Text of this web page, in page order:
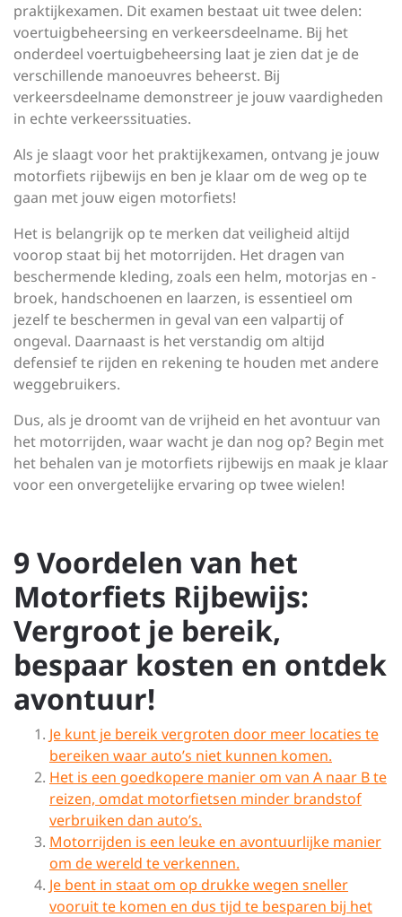
praktijkexamen. Dit examen bestaat uit twee delen:
voertuigbeheersing en verkeersdeelname. Bij het
onderdeel voertuigbeheersing laat je zien dat je de
verschillende manoeuvres beheerst. Bij
verkeersdeelname demonstreer je jouw vaardigheden
in echte verkeerssituaties.
Als je slaagt voor het praktijkexamen, ontvang je jouw
motorfiets rijbewijs en ben je klaar om de weg op te
gaan met jouw eigen motorfiets!
Het is belangrijk op te merken dat veiligheid altijd
voorop staat bij het motorrijden. Het dragen van
beschermende kleding, zoals een helm, motorjas en -
broek, handschoenen en laarzen, is essentieel om
jezelf te beschermen in geval van een valpartij of
ongeval. Daarnaast is het verstandig om altijd
defensief te rijden en rekening te houden met andere
weggebruikers.
Dus, als je droomt van de vrijheid en het avontuur van
het motorrijden, waar wacht je dan nog op? Begin met
het behalen van je motorfiets rijbewijs en maak je klaar
voor een onvergetelijke ervaring op twee wielen!
9 Voordelen van het
Motorfiets Rijbewijs:
Vergroot je bereik,
bespaar kosten en ontdek
avontuur!
Je kunt je bereik vergroten door meer locaties te
bereiken waar auto’s niet kunnen komen.
Het is een goedkopere manier om van A naar B te
reizen, omdat motorfietsen minder brandstof
verbruiken dan auto’s.
Motorrijden is een leuke en avontuurlijke manier
om de wereld te verkennen.
Je bent in staat om op drukke wegen sneller
vooruit te komen en dus tijd te besparen bij het